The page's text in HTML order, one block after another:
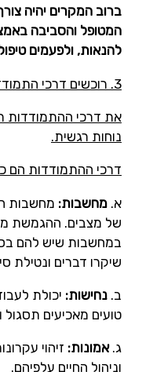
ברוב המקרים יהיה
המטופל והסביבה
להנאות, ולפעמים
3. רוכשים דרכי התמודדות
את דרכי ההתמודדות
נוחות רגשית.
דרכי ההתמודדות הם
א. מחשבות: מחשבות
של מצבים. ההגמשת
במחשבות שיש להם
שיקרו דברים ונטילת
ב. נחישות: יכולת
טועים מאכיעים תסגול
ג.אמונות: זיהוי
וניהול החיים עלפיהם.